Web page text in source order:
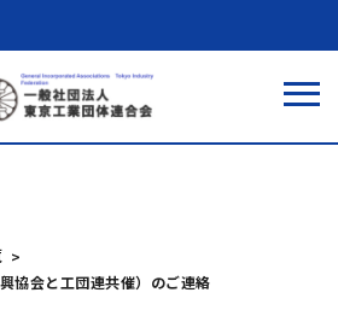
協会と工団連共催）のご連絡